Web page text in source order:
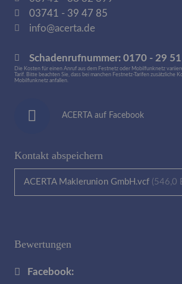
03741 - 39 47 85
info@acerta.de
Schadenrufnummer:0170 - 29
Die Kosten für einen Anruf aus dem Festnetz oder Mobilfunknetz
Tarif. Bitte beachten Sie, dass bei manchen Festnetz-Tarifen zusätzliche
Mobilfunknetz anfallen.
ACERTA auf Facebook
Kontakt abspeichern
ACERTA Maklerunion GmbH.vcf (546,0
Bewertungen
Facebook: